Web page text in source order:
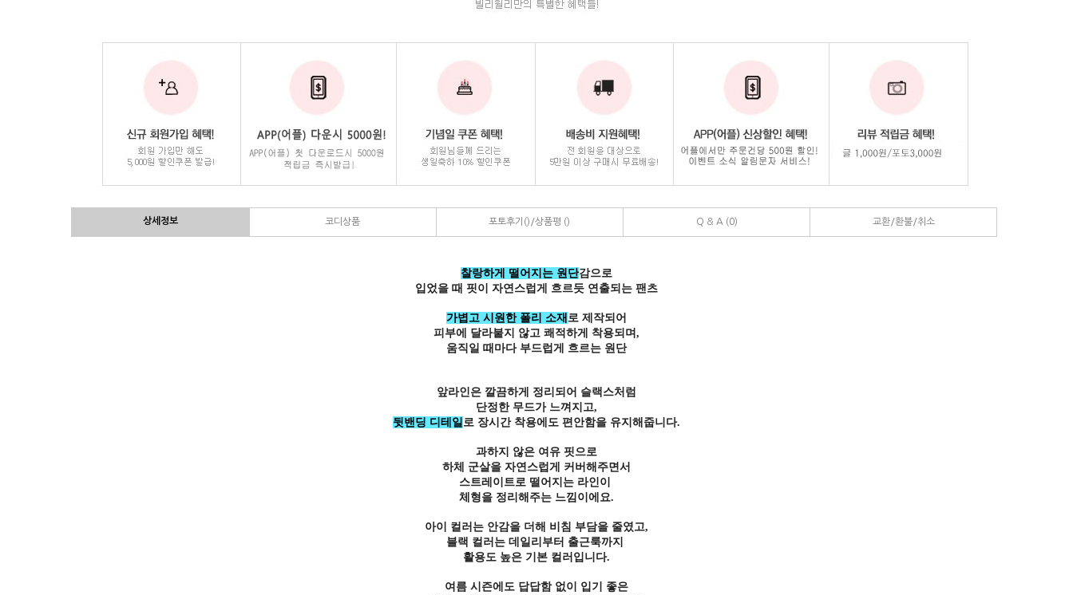
상세정보 코디상품 포토후기()/상품평 () Q & A (0) 교환/환불/취소
찰랑하게 떨어지는 원단감으로
입었을 때 핏이 자연스럽게 흐르듯 연출되는 팬츠
가볍고 시원한 폴리 소재 로 제작되어
피부에 달라붙지 않고 쾌적하게 착용되며,
움직일 때마다 부드럽게 흐르는 원단
앞라인은 깔끔하게 정리되어 슬랙스처럼
뒷밴딩 디테일 로 장시간 착용에도 편안함을 유지해줍니다.
과하지 않은 여유 핏으로
하체 군살을 자연스럽게 커버해주면서
스트레이트로 떨어지는 라인이
체형을 정리해주는 느낌이에요.
아이 컬러는 안감을 더해 비침 부담을 줄였고,
블랙 컬러는 데일리부터 출근룩까지
활용도 높은 기본 컬러입니다.
여름 시즌에도 답답함 없이 입기 좋은